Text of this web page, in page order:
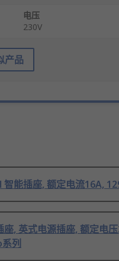
电压
230V
产品
能插座, 额定电流16A,
, 英式电源插座, 额定电
列